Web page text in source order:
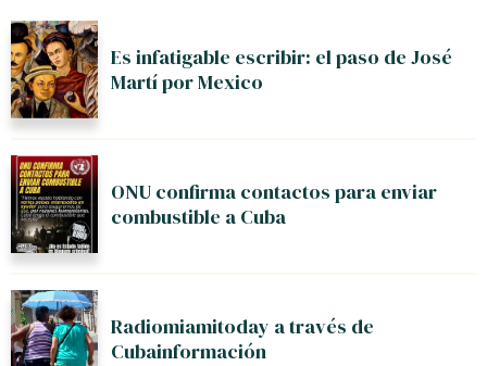
Es infatigable escribir: el paso de José
Martí por Mexico
ONU confirma contactos para enviar
combustible a Cuba
Radiomiamitoday a través de
Cubainformación